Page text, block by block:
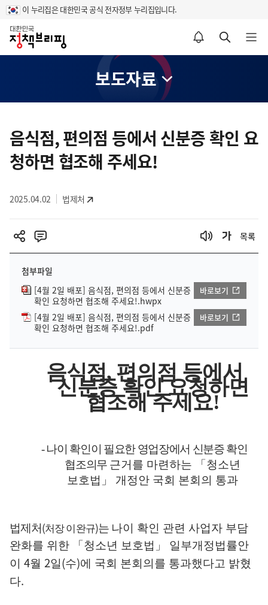
이 누리집은 대한민국 공식 전자정부 누리집입니다.
홈
알림설정 바로가기 검색 바로가기 메뉴 열기
보도자료
텐
츠
영
음식점, 편의점 등에서 신분증 확인 요
청하면 협조해 주세요!
2025.04.02 법제처
목록
첨부파일
[4월 2일 배포] 음식점, 편의점 등에서 신분증
확인 요청하면 협조해 주세요!.hwpx
바로보기
[4월 2일 배포] 음식점, 편의점 등에서 신분증
확인 요청하면 협조해 주세요!.pdf
바로보기
음식점, 편의점 등에서
신분증 확인 요청하면
협조해 주세요!
-나이 확인이 필요한 영업장에서 신분증 확인
협조의무 근거를 마련하는 「 청소년
보호법 」 개정안 국회 본회의 통과
법제처(처장 이완규)는 나이 확인 관련 사업자 부담
완화를 위한
「 청소년 보호법 」 일부개정법률안
이 4월 2일(수)에 국회 본회의를 통과했다고 밝혔
다.